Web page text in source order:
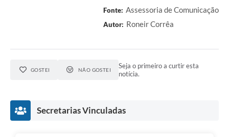
Fonte: Assessoria de Comunicação
Autor: Roneir Corrêa
GOSTEI NÃO GOSTEI
Seja o primeiro a curtir esta
notícia.
Secretarias Vinculadas